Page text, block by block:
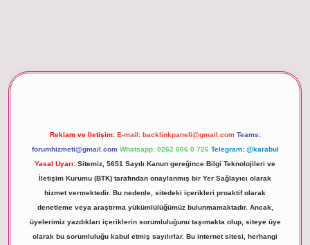
Reklam ve İletişim: E-mail: backlinkpaneli@gmail.com Teams:
forumhizmeti@gmail.com Whatsapp: 0262 606 0 726 Telegram: @karabul
Yasal Uyarı: Sitemiz, 5651 Sayılı Kanun gereğince Bilgi Teknolojileri ve
İletişim Kurumu (BTK) tarafından onaylanmış bir Yer Sağlayıcı olarak
hizmet vermektedir. Bu nedenle, sitedeki içerikleri proaktif olarak
denetleme veya araştırma yükümlülüğümüz bulunmamaktadır. Ancak,
üyelerimiz yazdıkları içeriklerin sorumluluğunu taşımakta olup, siteye üye
olarak bu sorumluluğu kabul etmiş sayılırlar. Bu internet sitesi, herhangi